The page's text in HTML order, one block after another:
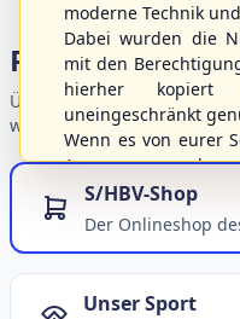
Portalbereiche
Übersicht der
weiterführende
S/HBV-Shop
Der Onlineshop
Unser Sport
moderne Technik
Dabei wurden die
mit den
hierher kopiert
uneingeschränkt
Wenn es von eurer
Anregungen
gerne an die
schicken.